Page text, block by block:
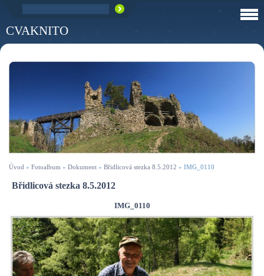
CVAKNITO
Úvod » Fotoalbum » Dokument » Břidlicová stezka 8.5.2012 » IMG_0110
Břidlicová stezka 8.5.2012
IMG_0110